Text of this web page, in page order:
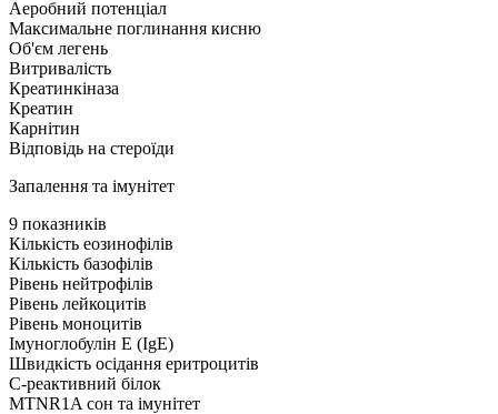
Аеробний потенціал
Максимальне поглинання кисню
Об'єм легень
Витривалість
Креатинкіназа
Креатин
Карнітин
Відповідь на стероїди
Запалення та імунітет
9 показників
Кількість еозинофілів
Кількість базофілів
Рівень нейтрофілів
Рівень лейкоцитів
Рівень моноцитів
Імуноглобулін Е (IgE)
Швидкість осідання еритроцитів
С-реактивний білок
MTNR1A сон та імунітет